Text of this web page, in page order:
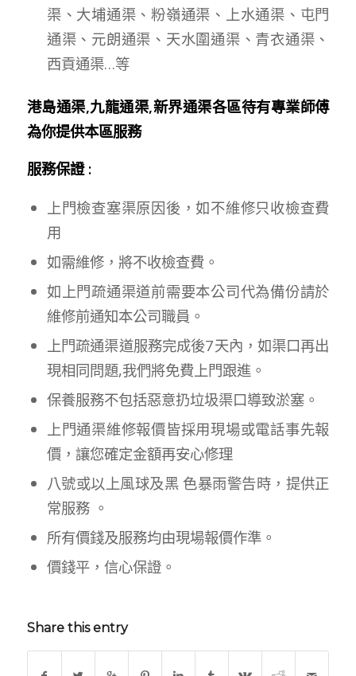
渠、大埔通渠、粉嶺通渠、上水通渠、屯門
通渠、元朗通渠、天水圍通渠、青衣通渠、
西貢通渠…等
港島通渠,九龍通渠,新界通渠各區待有專業師傅
為你提供本區服務
服務保證 :
上門檢查塞渠原因後，如不維修只收檢查費
用
如需維修，將不收檢查費。
如上門疏通渠道前需要本公司代為備份請於
維修前通知本公司職員。
上門疏通渠道服務完成後7天內，如渠口再出
現相同問題,我們將免費上門跟進。
保養服務不包括惡意扔垃圾渠口導致淤塞。
上門通渠維修報價皆採用現場或電話事先報
價，讓您確定金額再安心修理
八號或以上風球及黑 色暴雨警告時，提供正
常服務 。
所有價錢及服務均由現場報價作準。
價錢平，信心保證。
Share this entry